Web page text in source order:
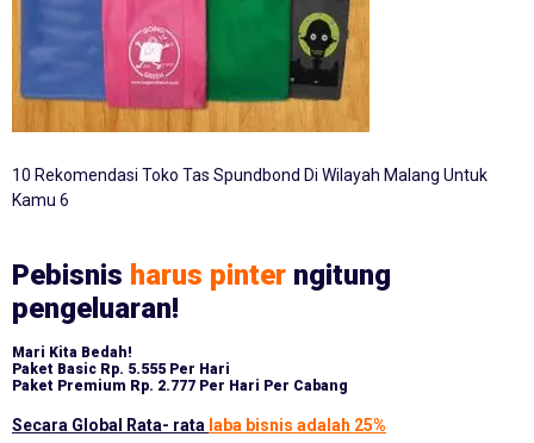
10 Rekomendasi Toko Tas Spundbond Di Wilayah Malang Untuk
Kamu 6
Pebisnis harus pinter ngitung
pengeluaran!
Mari Kita Bedah!
Paket Basic Rp. 5.555 Per Hari
Paket Premium Rp. 2.777 Per Hari Per Cabang
Secara Global Rata- rata laba bisnis adalah 25%